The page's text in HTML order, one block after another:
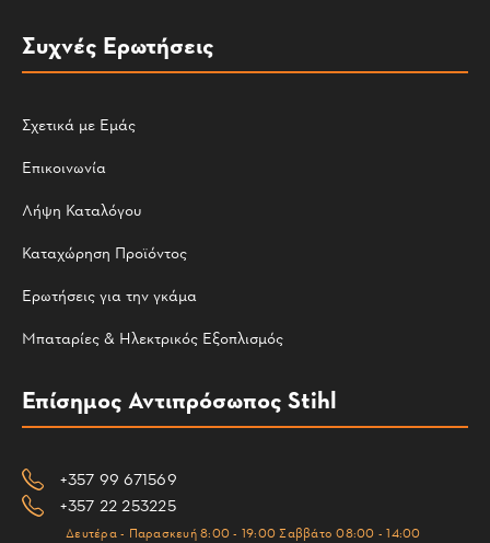
Συχνές Ερωτήσεις
Σχετικά με Εμάς
Επικοινωνία
Λήψη Καταλόγου
Καταχώρηση Προϊόντος
Ερωτήσεις για την γκάμα
Μπαταρίες & Ηλεκτρικός Εξοπλισμός
Επίσημος Αντιπρόσωπος Stihl
+357 99 671569
+357 22 253225
Δευτέρα - Παρασκευή 8:00 - 19:00 Σαββάτο 08:00 - 14:00